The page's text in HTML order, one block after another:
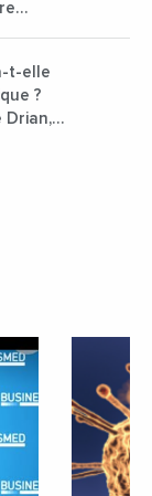
t-elle
?
Drian,